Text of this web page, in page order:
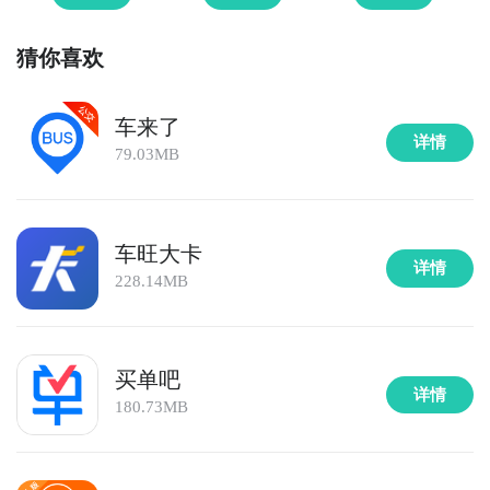
猜你喜欢
车来了
79.03MB
详情
车旺大卡
228.14MB
详情
买单吧
180.73MB
详情